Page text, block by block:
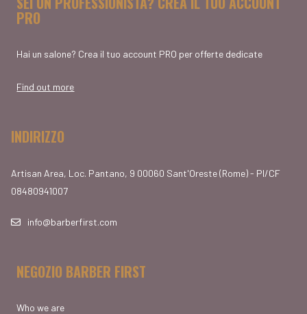
PRO
Hai un salone? Crea il tuo account PRO per offerte dedicate
Find out more
INDIRIZZO
Artisan Area, Loc. Pantano, 9 00060 Sant'Oreste (Rome) - PI/CF
08480941007
info@barberfirst.com
NEGOZIO BARBER FIRST
Who we are